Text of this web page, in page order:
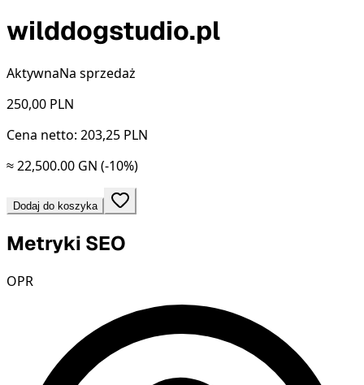
wilddogstudio.pl
AktywnaNa sprzedaż
250,00 PLN
Cena netto: 203,25 PLN
≈ 22,500.00 GN (-10%)
Dodaj do koszyka
Metryki SEO
OPR